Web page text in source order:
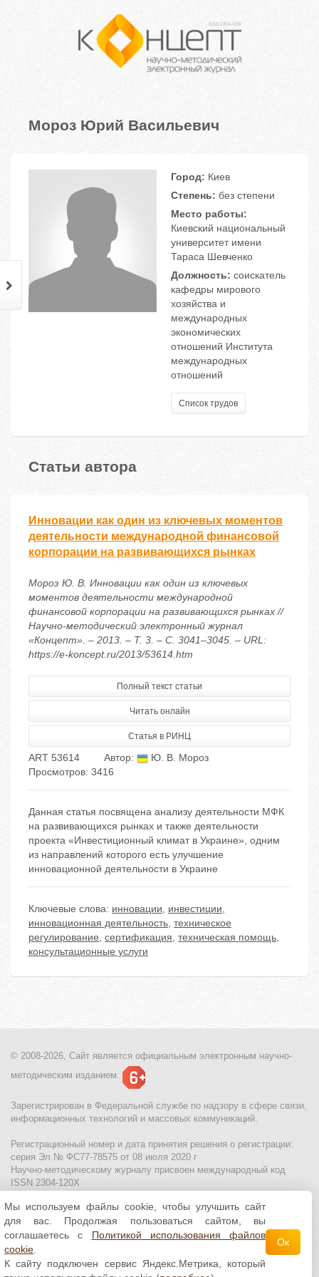
Мороз Юрий Васильевич
Город: Киев
Степень: без степени
Место работы:
Киевский национальный
университет имени
Тараса Шевченко
Должность: соискатель
кафедры мирового
хозяйства и
международных
экономических
отношений Института
международных
отношений
Список трудов
Статьи автора
Инновации как один из ключевых моментов
деятельности международной финансовой
корпорации на развивающихся рынках
Мороз Ю. В. Инновации как один из ключевых
моментов деятельности международной
финансовой корпорации на развивающихся рынках //
Научно-методический электронный журнал
«Концепт». – 2013. – Т. 3. – С. 3041–3045. – URL:
https://e-koncept.ru/2013/53614.htm
Полный текст статьи
Читать онлайн
Статья в РИНЦ
ART 53614 Автор:
Ю. В. Мороз
Просмотров: 3416
Данная статья посвящена анализу деятельности МФК
на развивающихся рынках и также деятельности
проекта «Инвестиционный климат в Украине», одним
из направлений которого есть улучшение
инновационной деятельности в Украине
Ключевые слова: инновации, инвестиции,
инновационная деятельность, техническое
регулирование, сертификация, техническая помощь,
консультационные услуги
© 2008-2026, Сайт является официальным электронным научно-
методическим изданием.
Зарегистрирован в Федеральной службе по надзору в сфере связи,
информационных технологий и массовых коммуникаций.
Регистрационный номер и дата принятия решения о регистрации:
серия Эл № ФС77-78575 от 08 июля 2020 г
Научно-методическому журналу присвоен международный код
ISSN 2304-120X
МЦИТО|Школьные олимпиады и онлайн конкурсы для детей
Политика использования файлов cookie| Политика обработки и
защиты персональных данных
Все материалы доступны полицензии Creative
Commons С указанием авторства 4.0 Всемирная
Мы используем файлы cookie, чтобы улучшить сайт
для вас. Продолжая пользоваться сайтом, вы
соглашаетесь с Политикой использования файлов
cookie
К сайту подключен сервис Яндекс.Метрика, который
Ок